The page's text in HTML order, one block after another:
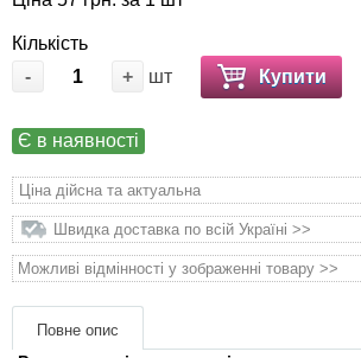
Кількість
-
+ шт Купити
Є в наявності
Ціна дійсна та актуальна
Швидка доставка по всій Україні >>
Можливі відмінності у зображенні товару >>
Повне опис
Одяг та взуття
Перенесення, сумки, клітини
Післяопераційні засоби та витратні
Подарункові сертифікати
Товари для голубів